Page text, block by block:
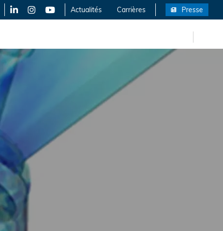
LinkedInInstagramYouTube Actualités Carrières Presse